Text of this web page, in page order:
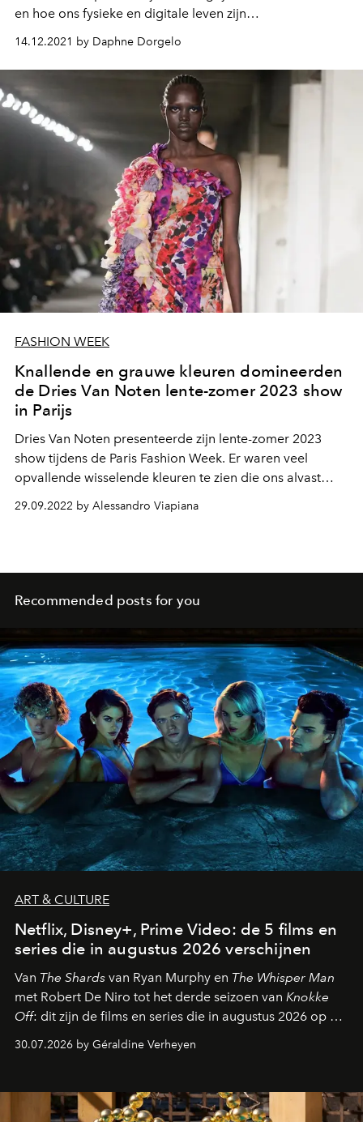
en hoe ons fysieke en digitale leven zijn
samengesmolten.
14.12.2021 by Daphne Dorgelo
FASHION WEEK
Knallende en grauwe kleuren domineerden
de Dries Van Noten lente-zomer 2023 show
in Parijs
Dries Van Noten presenteerde zijn lente-zomer 2023
show tijdens de Paris Fashion Week. Er waren veel
opvallende wisselende kleuren te zien die ons alvast
warm maken voor het zomerse seizoen van volgend
29.09.2022 by Alessandro Viapiana
Recommended posts for you
ART & CULTURE
Netflix, Disney+, Prime Video: de 5 films en
series die in augustus 2026 verschijnen
Van The Shards van Ryan Murphy en The Whisper Man
met Robert De Niro tot het derde seizoen van Knokke
Off: dit zijn de films en series die in augustus 2026 op de
streamingplatformen verschijnen.
30.07.2026 by Géraldine Verheyen